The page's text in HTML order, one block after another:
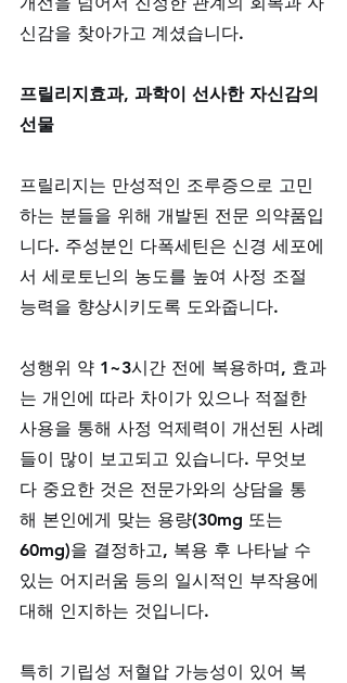
신감을 찾아가고 계셨습니다.
프릴리지효과, 과학이 선사한 자신감의
선물
프릴리지는 만성적인 조루증으로 고민
하는 분들을 위해 개발된 전문 의약품입
니다. 주성분인 다폭세틴은 신경 세포에
서 세로토닌의 농도를 높여 사정 조절
능력을 향상시키도록 도와줍니다.
성행위 약 1~3시간 전에 복용하며, 효과
는 개인에 따라 차이가 있으나 적절한
사용을 통해 사정 억제력이 개선된 사례
들이 많이 보고되고 있습니다. 무엇보
다 중요한 것은 전문가와의 상담을 통
해 본인에게 맞는 용량(30mg 또는
60mg)을 결정하고, 복용 후 나타날 수
있는 어지러움 등의 일시적인 부작용에
대해 인지하는 것입니다.
특히 기립성 저혈압 가능성이 있어 복